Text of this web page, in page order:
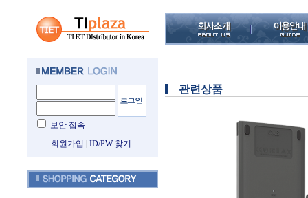
보안 접속
회원가입
ID/PW 찾기
관련상품